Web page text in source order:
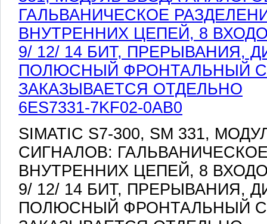
6ES7331-7KF02-0AB0
SIMATIC S7-300, SM 331,
СИГНАЛОВ:
ВНУТРЕННИХ ЦЕПЕЙ, 8
9/ 12/ 14 БИТ, ПРЕРЫВАНИЯ,
ПОЛЮСНЫЙ ФРОНТАЛЬНЫЙ